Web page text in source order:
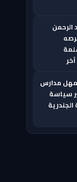
الرحمن
تمهل مدارس
لتغيير سياسة